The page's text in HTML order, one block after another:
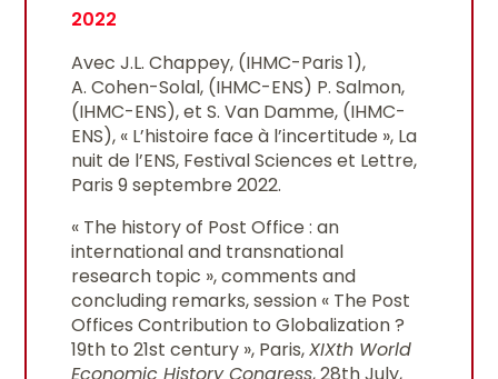
2022
Avec J.L. Chappey, (IHMC-Paris 1),
A. Cohen-Solal, (IHMC-ENS) P. Salmon,
(IHMC-ENS), et S. Van Damme, (IHMC-
ENS), « L’histoire face à l’incertitude », La
nuit de l’ENS, Festival Sciences et Lettre,
Paris 9 septembre 2022.
« The history of Post Office : an
international and transnational
research topic », comments and
concluding remarks, session « The Post
Offices Contribution to Globalization ?
19th to 21st century », Paris,XIXth World
Economic History Congress, 28th July,